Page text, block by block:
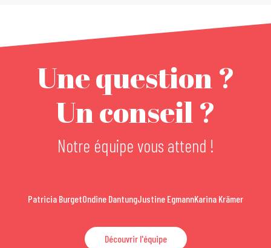
Une question ?
Un conseil ?
Notre équipe vous attend !
Patricia BurgetOndine DantungJustine EgmannKarina Krämer
Découvrir l'équipe